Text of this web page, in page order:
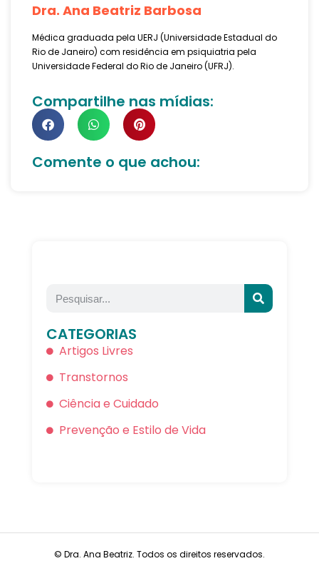
Dra. Ana Beatriz Barbosa
Médica graduada pela UERJ (Universidade Estadual do
Rio de Janeiro) com residência em psiquiatria pela
Universidade Federal do Rio de Janeiro (UFRJ).
Compartilhe nas mídias:
Comente o que achou:
CATEGORIAS
Artigos Livres
Transtornos
Ciência e Cuidado
Prevenção e Estilo de Vida
© Dra. Ana Beatriz. Todos os direitos reservados.